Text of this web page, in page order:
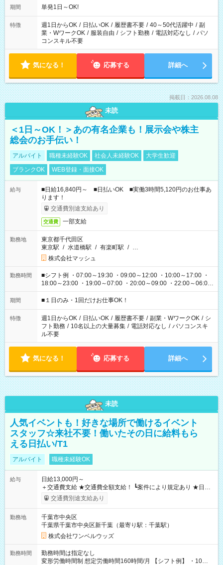
期間 単発1日～OK!
特徴 週1日からOK / 日払いOK / 履歴書不要 / 40～50代活躍中 / 副
業・WワークOK / 服装自由 / シフト勤務 / 電話対応なし / パソ
コンスキル不要
気になる！ 応募する 詳細へ
掲載日：2026.08.08
未読
＜1日～OK！＞あの有名企業も！展示会や株主
総会のお手伝い！
アルバイト 職種未経験OK 社会人未経験OK
大学生歓迎
ブランクOK
WEB登録・面接OK
給与
■日給16,840円～ ■日払いOK ■実働3時間5,120円のお仕事あ
ります！
交通費別途支給あり
交通費 一部支給
勤務地
東京都千代田区
東京駅 / 水道橋駅 / 有楽町駅 / …
株式会社マッシュ
勤務時間
■シフト例 ・07:00～19:30 ・09:00～12:00 ・10:00～17:00 ・
18:00～23:00 ・19:00～07:00 ・20:00～09:00 ・22:00～06:00
etc ★最短で3時間で5,120円のお仕事から 15時間で2万円近く稼
げるお仕事も！ ご希望のお時間に合わせてご紹介！ ※シフトは
ください！
期間 ■１日のみ・1回だけお仕事OK！
特徴 週1日からOK / 日払いOK / 履歴書不要 / 副業・WワークOK / シ
フト勤務 / 10名以上の大量募集 / 電話対応なし / パソコンスキ
ル不要
気になる！ 応募する 詳細へ
未読
人気イベントも！好きな場所で働けるイベント
スタッフ☆来社不要！働いたその日に給料もら
える日払い/T1
アルバイト 職種未経験OK
給与
日給13,000円～
＋交通費支給 ★交通費全額支給！ ┗案件により規定あり ★日払
いOK！（規定あり） ┗働いたその日に現金GET♪ お仕事後はコ
ンビニATMから 日払い分を引き落とせます！ 【試用期間】試
交通費別途支給あり
勤務地
千葉市中央区
千葉県千葉市中央区新千葉（最寄り駅：千葉駅）
株式会社ワンベルウッズ
勤務時間
勤務時間は指定なし
変形労働時間制 想定労働時間160時間/月 【シフト例】 ・10：